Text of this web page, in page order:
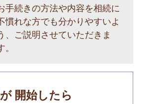
手続きの方法や内容を相続に
慣れな方でも分かりやすいよ
、ご説明させていただきま
。
開始したら